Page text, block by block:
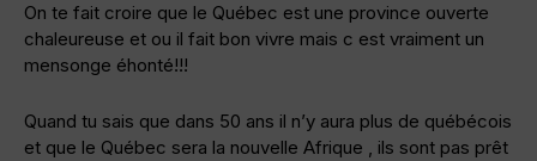
On te fait croire que le Québec est une province ouverte
chaleureuse et ou il fait bon vivre mais c est vraiment un
mensonge éhonté!!!
Quand tu sais que dans 50 ans il n’y aura plus de québécois
et que le Québec sera la nouvelle Afrique , ils sont pas prêt